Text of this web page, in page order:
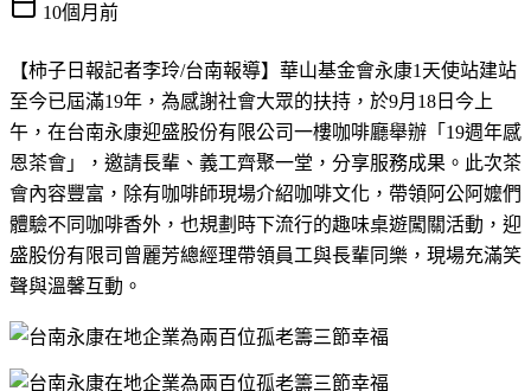
10個月前
【柿子日報記者李玲/台南報導】 華山基金會永康1 天使站建站
至今已屆滿19年，為感謝社會大眾的扶持，於9月 18 日今上
午，在台南永康迎盛股份有限公司一樓咖啡廳舉辦「 19週年感
恩茶會」，邀請長輩、義工齊聚一堂，分享服務成果。此次茶
會內容豐富，除有咖啡師現場介紹咖啡文化，帶領阿公阿嬤們
體驗不同咖啡香外，也規劃時下流行的趣味桌遊闖關活動，迎
盛股份有限司曾麗芳總經理帶領員工與長輩同樂，現場充滿笑
聲與溫馨互動。